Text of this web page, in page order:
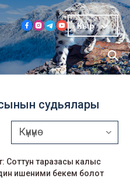
Кыр
судьялары
Соттун таразасы калыс
ишеними бекем болот